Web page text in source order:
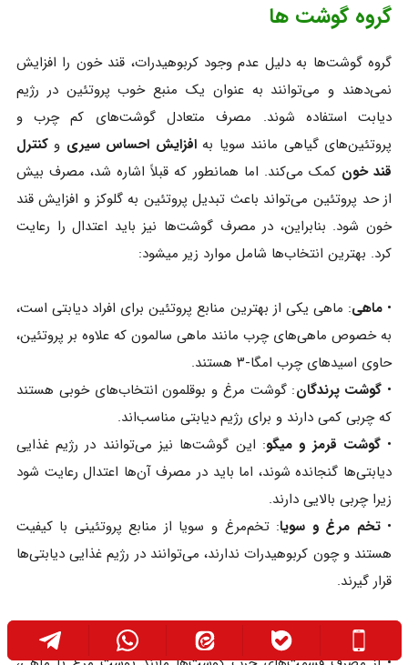
گروه گوشت ها
گروه گوشت‌ها به دلیل عدم وجود کربوهیدرات، قند خون را افزایش
نمی‌دهند و می‌توانند به عنوان یک منبع خوب پروتئین در رژیم
دیابت استفاده شوند. مصرف متعادل گوشت‌های کم چرب و
پروتئین‌های گیاهی مانند سویا بهافزایش احساس سیری وکنترل
قند خون کمک می‌کند. اما همانطور که قبلاً اشاره شد، مصرف بیش
از حد پروتئین می‌تواند باعث تبدیل پروتئین به گلوکز و افزایش قند
خون شود. بنابراین، در مصرف گوشت‌ها نیز باید اعتدال را رعایت
کرد. بهترین انتخاب‌ها شامل موارد زیر میشود:
• ماهی: ماهی یکی از بهترین منابع پروتئین برای افراد دیابتی است،
به خصوص ماهی‌های چرب مانند ماهی سالمون که علاوه بر پروتئین،
حاوی اسیدهای چرب امگا-۳ هستند.
• گوشت پرندگان: گوشت مرغ و بوقلمون انتخاب‌های خوبی هستند
که چربی کمی دارند و برای رژیم دیابتی مناسب‌اند.
•گوشت قرمز و میگو: این گوشت‌ها نیز می‌توانند در رژیم غذایی
دیابتی‌ها گنجانده شوند، اما باید در مصرف آن‌ها اعتدال رعایت شود
زیرا چربی بالایی دارند.
•تخم‌ مرغ و سویا: تخم‌مرغ و سویا از منابع پروتئینی با کیفیت
هستند و چون کربوهیدرات ندارند، می‌توانند در رژیم غذایی دیابتی‌ها
قرار گیرند.
نکات مهم در مصرف گوشت